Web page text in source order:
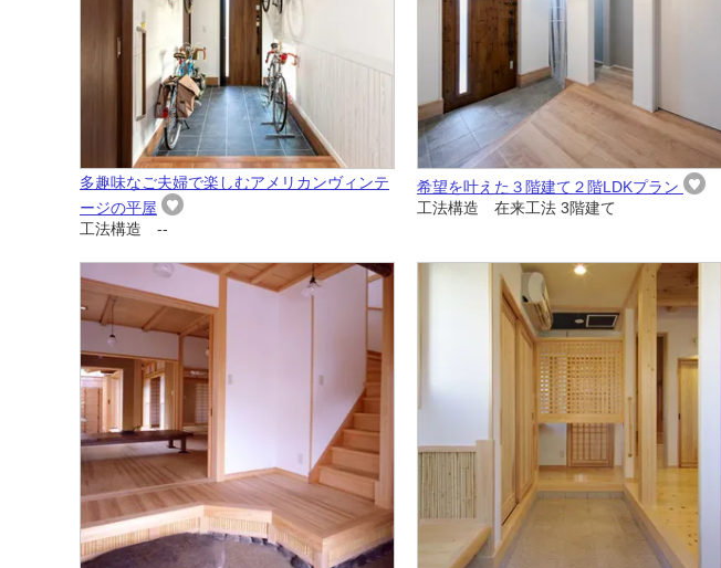
多趣味なご夫婦で楽しむアメリカンヴィンテ
ージの平屋
工法構造 --
希望を叶えた３階建て２階LDKプラン
工法構造 在来工法 3階建て